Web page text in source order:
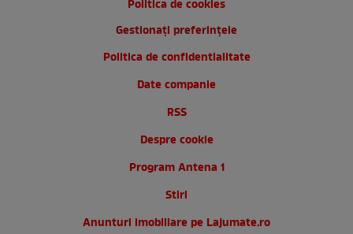
Politica de cookies
Gestionați preferințele
Politica de confidentialitate
Date companie
RSS
Despre cookie
Program Antena 1
Stiri
Anunturi imobiliare pe Lajumate.ro